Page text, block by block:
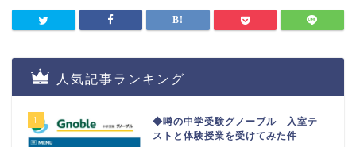
人気記事ランキング
1
◆噂の中学受験グノーブル 入室テ
ストと体験授業を受けてみた件